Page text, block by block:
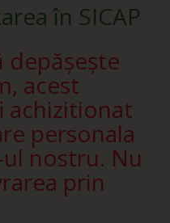
în SICAP
depășește
acest
achizitionat
personala
nostru. Nu
prin